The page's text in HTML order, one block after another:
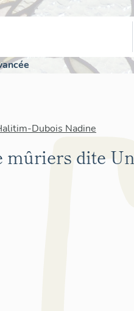
Dubois Nadine
mûriers dite